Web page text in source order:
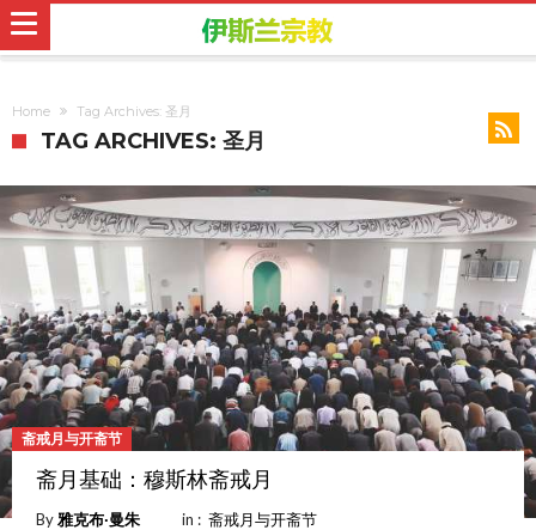
Home Tag Archives: 圣月
TAG ARCHIVES: 圣月
斋戒月与开斋节
斋月基础：穆斯林斋戒月
By雅克布∙曼朱 in : 斋戒月与开斋节